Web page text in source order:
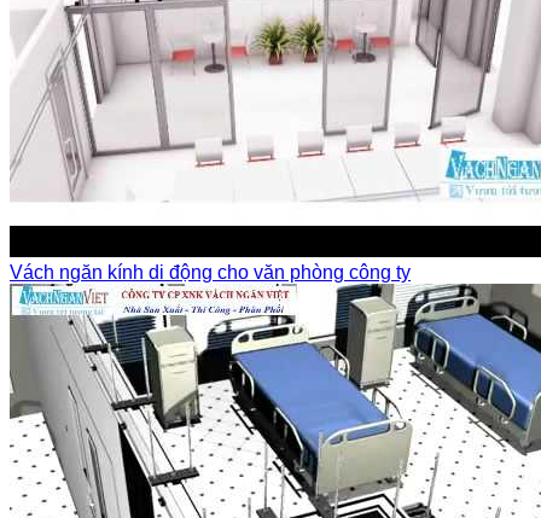
Vách ngăn kính di động cho văn phòng công ty